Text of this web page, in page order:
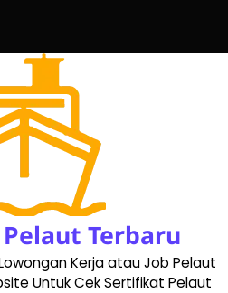
Terbaru
Kerja atau Job Pelaut
Untuk Cek Sertifikat Pelaut